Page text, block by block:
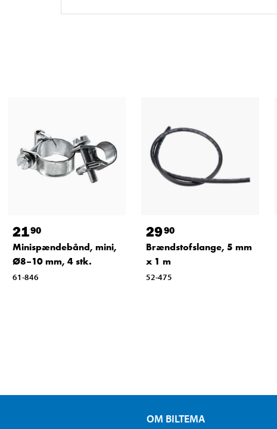
2190
Minispændebånd, mini,
Ø8–10 mm, 4 stk.
61-846
2990
Brændstofslange, 5 mm
x 1 m
52-475
OM BILTEMA